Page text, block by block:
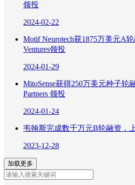
领投
2024-02-22
Motif Neurotech获1875万美元A
Ventures领投
2024-01-29
MitoSense获得250万美元种子轮
Partners 领投
2024-01-24
韦翰斯完成数千万元B轮融资，
2023-12-28
加载更多